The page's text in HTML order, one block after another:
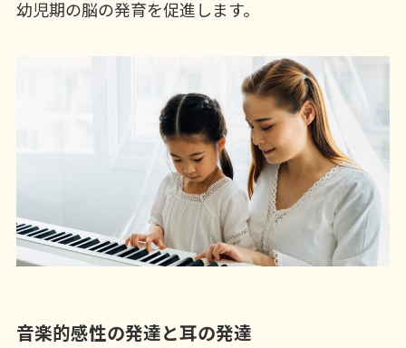
幼児期の脳の発育を促進します。
音楽的感性の発達と耳の発達